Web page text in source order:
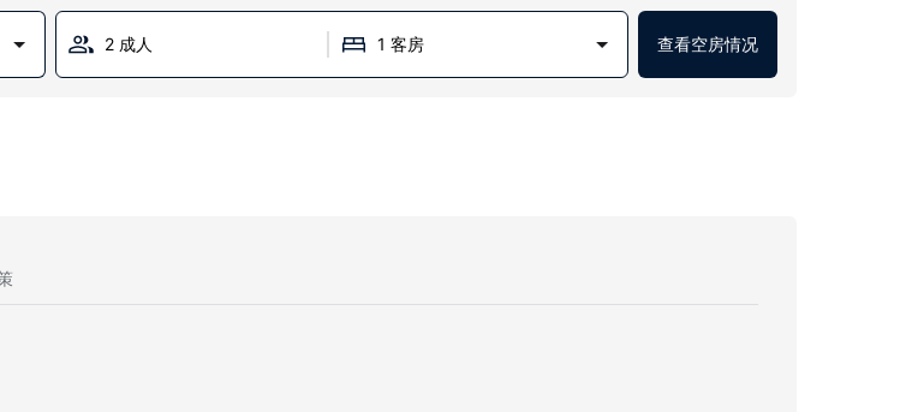
2 成人 1 客房 查看空房情况